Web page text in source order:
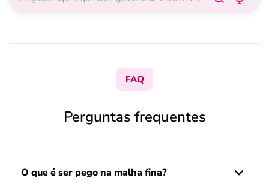
FAQ
Perguntas frequentes
O que é ser pego na malha fina?